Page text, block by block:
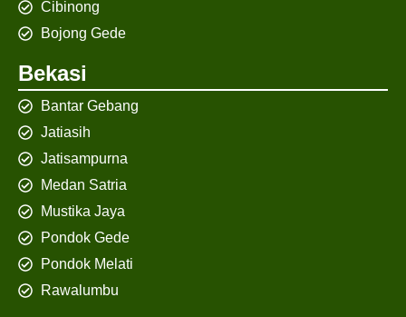
Cibinong
Bojong Gede
Bekasi
Bantar Gebang
Jatiasih
Jatisampurna
Medan Satria
Mustika Jaya
Pondok Gede
Pondok Melati
Rawalumbu